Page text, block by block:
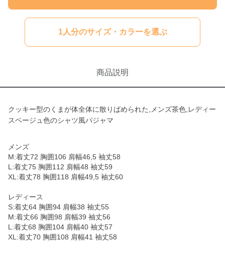
1人分のサイズ・カラーを選ぶ
商品説明
クッキー型のくまが体全体に散りばめられた,メンズ茶色,レディー
スベージュ色のシャツ風パジャマ
メンズ
M:着丈72 胸囲106 肩幅46,5 袖丈58
L:着丈75 胸囲112 肩幅48 袖丈59
XL:着丈78 胸囲118 肩幅49,5 袖丈60
レディース
S:着丈64 胸囲94 肩幅38 袖丈55
M:着丈66 胸囲98 肩幅39 袖丈56
L:着丈68 胸囲104 肩幅40 袖丈57
XL:着丈70 胸囲108 肩幅41 袖丈58